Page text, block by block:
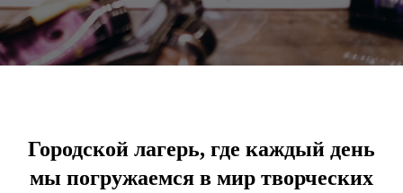
Городской лагерь, где каждый день
мы погружаемся в мир творческих